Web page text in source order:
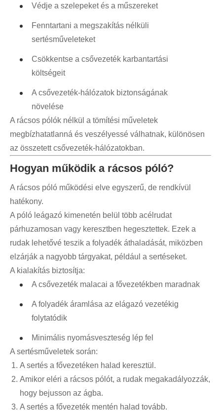
Védje a szelepeket és a műszereket
Fenntartani a megszakítás nélküli
sertésműveleteket
Csökkentse a csővezeték karbantartási
költségeit
A csővezeték-hálózatok biztonságának
növelése
A rácsos pólók nélkül a tömítési műveletek
megbízhatatlanná és veszélyessé válhatnak, különösen
az összetett csővezeték-hálózatokban.
Hogyan működik a rácsos póló?
A rácsos póló működési elve egyszerű, de rendkívül
hatékony.
A póló leágazó kimenetén belül több acélrudat
párhuzamosan vagy keresztben hegesztettek. Ezek a
rudak lehetővé teszik a folyadék áthaladását, miközben
elzárják a nagyobb tárgyakat, például a sertéseket.
A kialakítás biztosítja:
A csővezeték malacai a fővezetékben maradnak
A folyadék áramlása az elágazó vezetékig
folytatódik
Minimális nyomásveszteség lép fel
A sertésműveletek során:
A sertés a fővezetéken halad keresztül.
Amikor eléri a rácsos pólót, a rudak megakadályozzák,
hogy bejusson az ágba.
A sertés a fővezeték mentén halad tovább.